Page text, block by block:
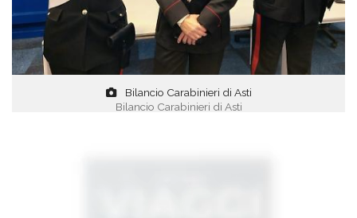
Bilancio Carabinieri di Asti
Bilancio Carabinieri di Asti